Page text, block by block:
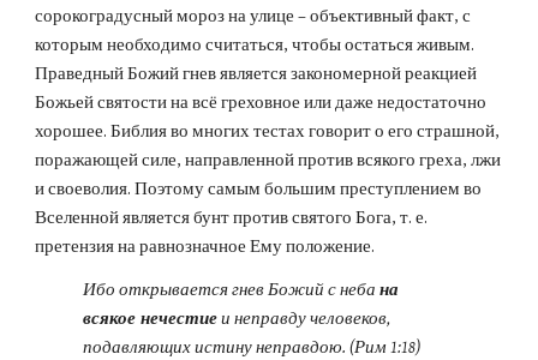
сорокоградусный мороз на улице – объективный факт, с
которым необходимо считаться, чтобы остаться живым.
Праведный Божий гнев является закономерной реакцией
Божьей святости на всё греховное или даже недостаточно
хорошее. Библия во многих тестах говорит о его страшной,
поражающей силе, направленной против всякого греха, лжи
и своеволия. Поэтому самым большим преступлением во
Вселенной является бунт против святого Бога, т. е.
претензия на равнозначное Ему положение.
Ибо открывается гнев Божий с неба на
всякое нечестие и неправду человеков,
подавляющих истину неправдою. (Рим 1:18)